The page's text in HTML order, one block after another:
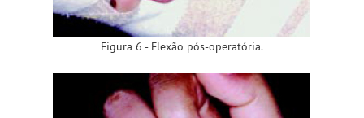
Figura 6 - Flexão pós-operatória.